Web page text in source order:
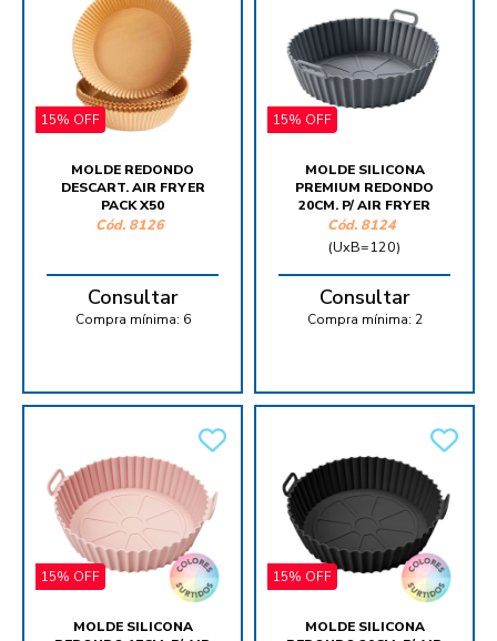
15% OFF
MOLDE REDONDO
DESCART. AIR FRYER
PACK X50
Cód. 8126
Consultar
Compra mínima: 6
15% OFF
MOLDE SILICONA
PREMIUM REDONDO
20CM. P/ AIR FRYER
Cód. 8124
(UxB=120)
Consultar
Compra mínima: 2
15% OFF
MOLDE SILICONA
15% OFF
MOLDE SILICONA